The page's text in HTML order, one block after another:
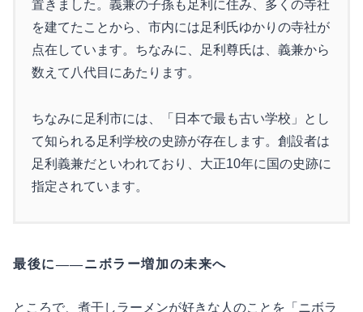
置きました。義兼の子孫も足利に住み、多くの寺社
を建てたことから、市内には足利氏ゆかりの寺社が
点在しています。ちなみに、足利尊氏は、義兼から
数えて八代目にあたります。
ちなみに足利市には、「日本で最も古い学校」とし
て知られる足利学校の史跡が存在します。創設者は
足利義兼だといわれており、大正10年に国の史跡に
指定されています。
最後に――ニボラー増加の未来へ
ところで、煮干しラーメンが好きな人のことを「ニボラ